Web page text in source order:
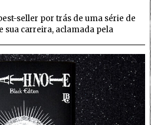
seller por trás de uma série de
sua carreira, aclamada pela